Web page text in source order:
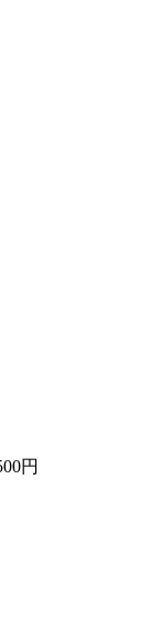
円